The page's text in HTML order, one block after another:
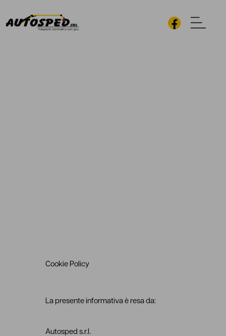
Cookie Policy
La presente informativa è resa da:
Autosped s.r.l.